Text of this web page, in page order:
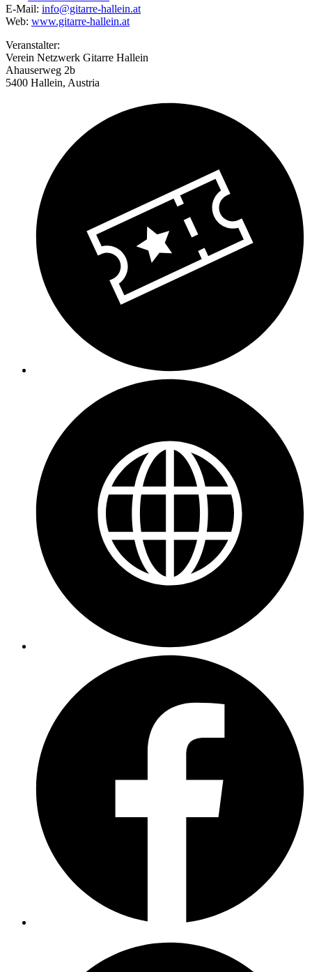
E-Mail: info@gitarre-hallein.at
Web: www.gitarre-hallein.at
Veranstalter:
Verein Netzwerk Gitarre Hallein
Ahauserweg 2b
5400 Hallein, Austria